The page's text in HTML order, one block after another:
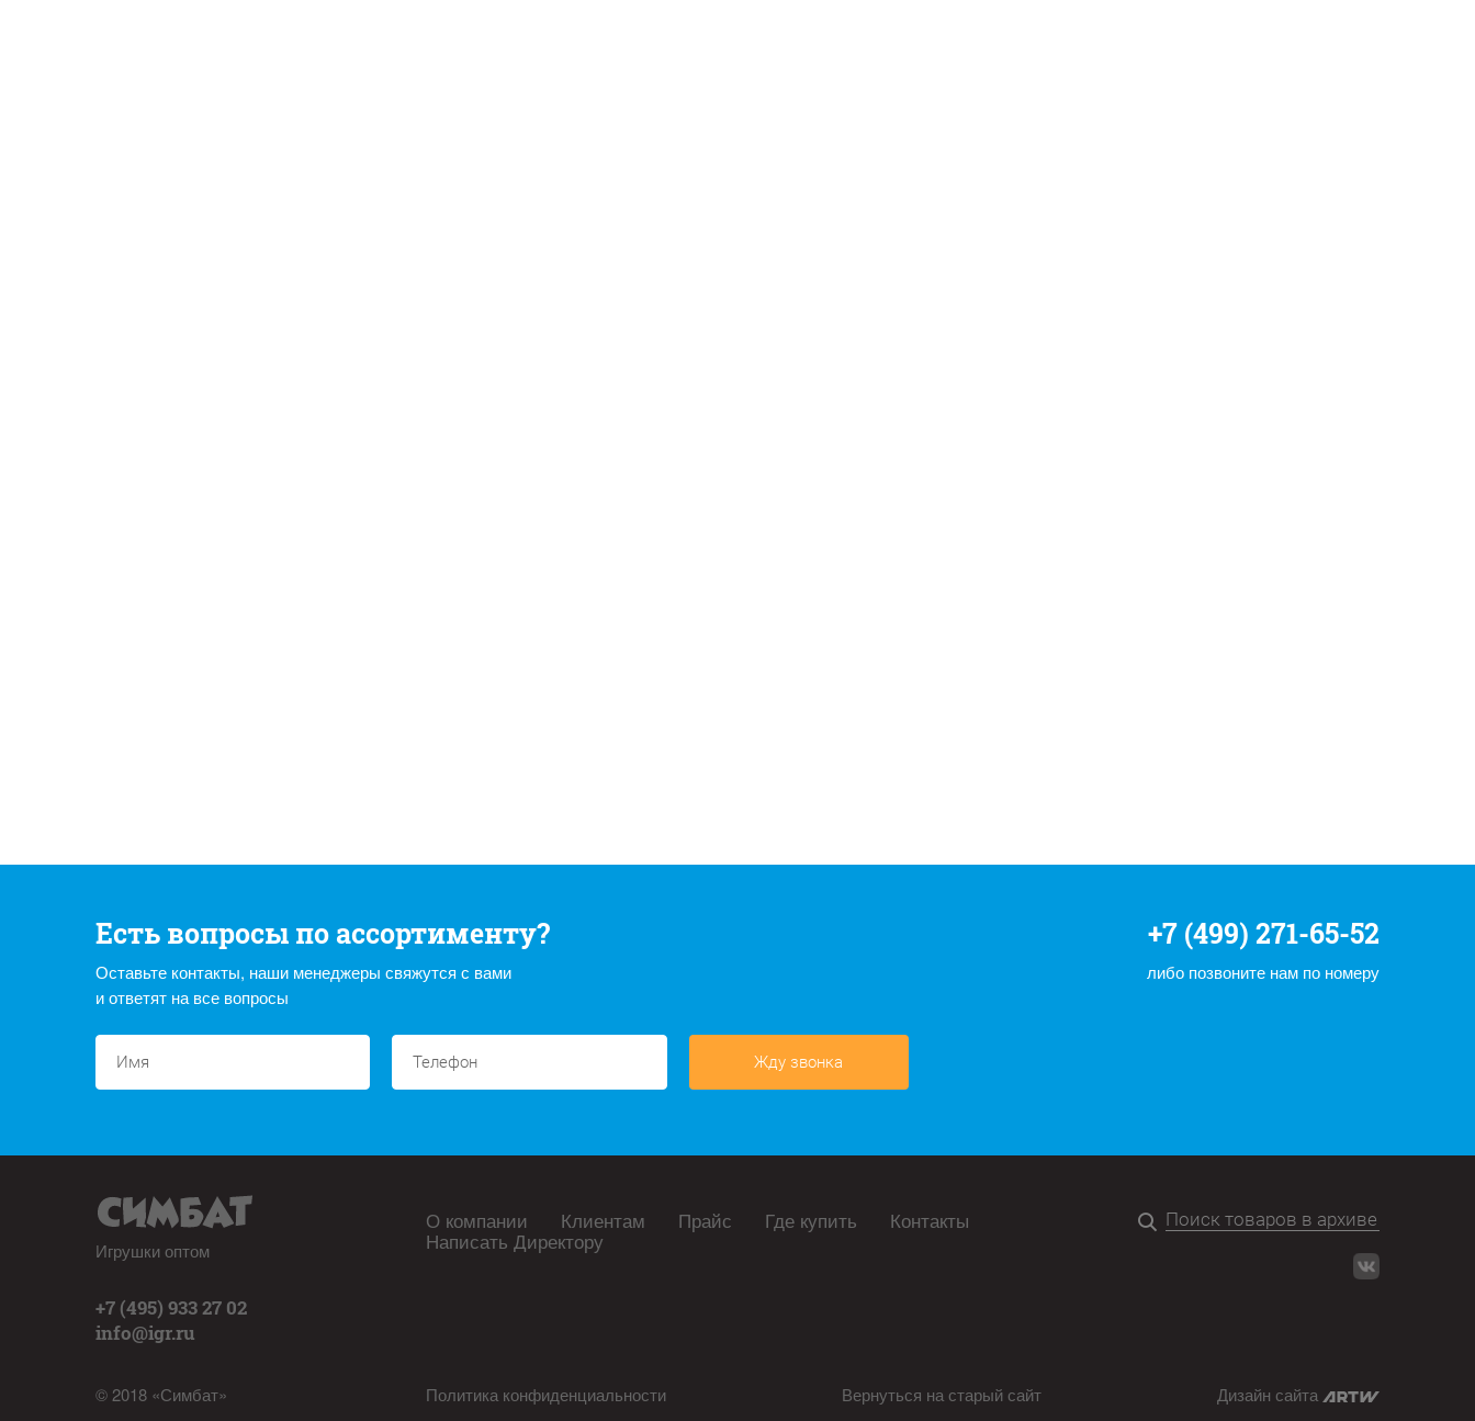
Есть вопросы по ассортименту?
Оставьте контакты, наши менеджеры свяжутся с вами
и ответят на все вопросы
+7 (499) 271-65-52
либо позвоните нам по номеру
Жду звонка
Игрушки оптом
+7 (495) 933 27 02
info@igr.ru
© 2018 «Симбат»
О компании Клиентам Прайс Где купить Контакты
Написать Директору
Политика конфиденциальности Вернуться на старый сайт Дизайн сайта